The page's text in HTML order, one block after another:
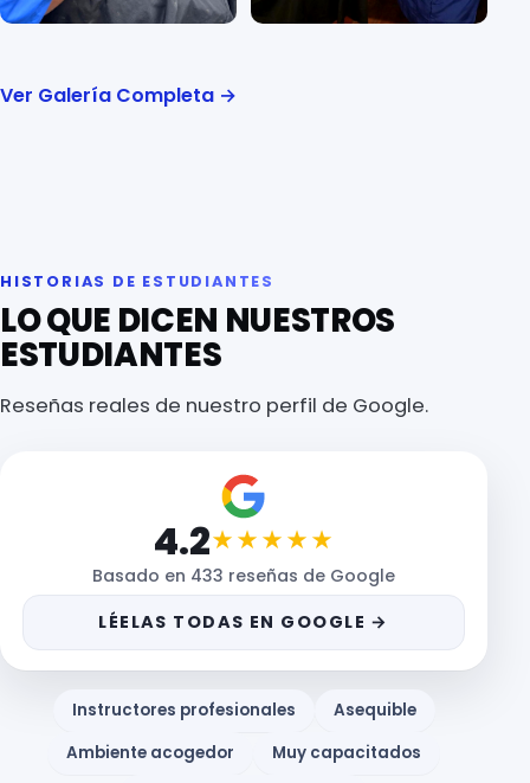
Ver Galería Completa →
HISTORIAS DE ESTUDIANTES
LO QUE DICEN NUESTROS
ESTUDIANTES
Reseñas reales de nuestro perfil de Google.
4.2★★★★★
Basado en 433 reseñas de Google
LÉELAS TODAS EN GOOGLE →
Instructores profesionales
Asequible
Ambiente acogedor
Muy capacitados